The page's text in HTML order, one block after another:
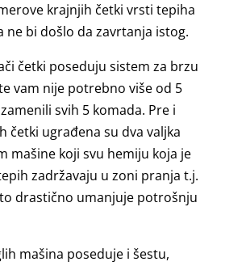
krajnjih četki vrsti tepiha
ne bi došlo da zavrtanja istog.
četki poseduju sistem za brzu
vam nije potrebno više od 5
svih 5 komada. Pre i
četki ugrađena su dva valjka
mašine koji svu hemiju koja je
zadržavaju u zoni pranja t.j.
drastično umanjuje potrošnju
mašina poseduje i šestu,